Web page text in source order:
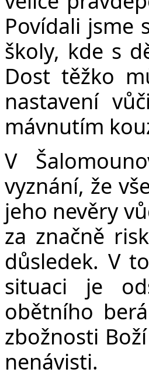
Povídali jsme
školy, kde s
Dost těžko
nastavení
mávnutím
V
vyznání, že
jeho nevěry
za značně
důsledek. V
situaci je
obětního
zbožnosti
nenávisti.